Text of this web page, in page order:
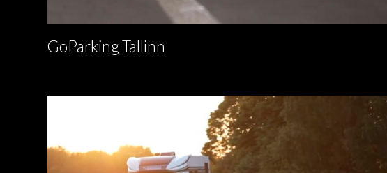
GoParking Tallinn